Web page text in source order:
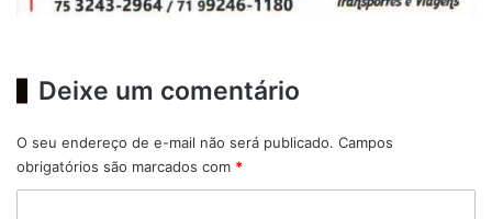
Deixe um comentário
O seu endereço de e-mail não será publicado. Campos
obrigatórios são marcados com *